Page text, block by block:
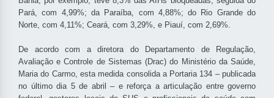
Pará, com 4,99%; da Paraíba, com 4,88%; do Rio Grande do
Norte, com 4,11%; Ceará, com 3,29%, e Piauí, com 2,69%.
De acordo com a diretora do Departamento de Regulação,
Avaliação e Controle de Sistemas (Drac) do Ministério da Saúde,
Maria do Carmo, esta medida consolida a Portaria 134 – publicada
no último dia 5 de abril – e reforça a articulação entre governo